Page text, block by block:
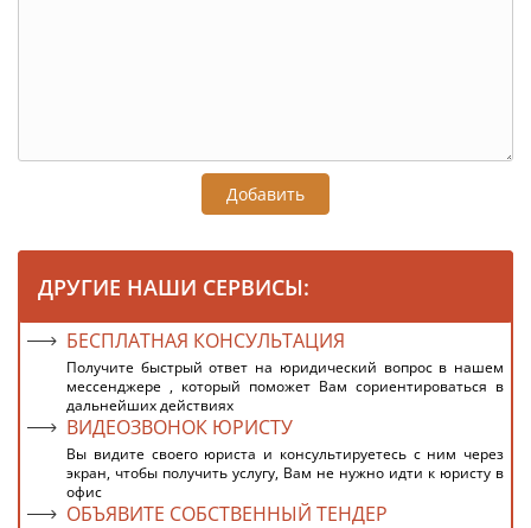
Добавить
ДРУГИЕ НАШИ СЕРВИСЫ:
БЕСПЛАТНАЯ КОНСУЛЬТАЦИЯ
Получите быстрый ответ на юридический вопрос в нашем
мессенджере , который поможет Вам сориентироваться в
дальнейших действиях
ВИДЕОЗВОНОК ЮРИСТУ
Вы видите своего юриста и консультируетесь с ним через
экран, чтобы получить услугу, Вам не нужно идти к юристу в
офис
ОБЪЯВИТЕ СОБСТВЕННЫЙ ТЕНДЕР